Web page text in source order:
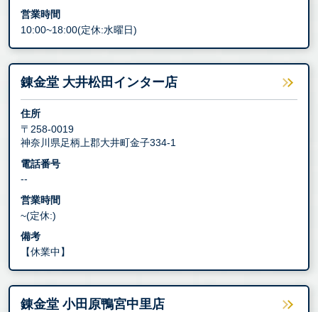
営業時間
10:00~18:00(定休:水曜日)
錬金堂 大井松田インター店
住所
〒258-0019
神奈川県足柄上郡大井町金子334-1
電話番号
--
営業時間
~(定休:)
備考
【休業中】
錬金堂 小田原鴨宮中里店